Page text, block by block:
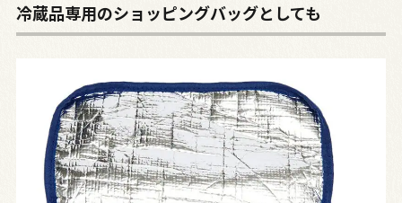
冷蔵品専用のショッピングバッグとしても